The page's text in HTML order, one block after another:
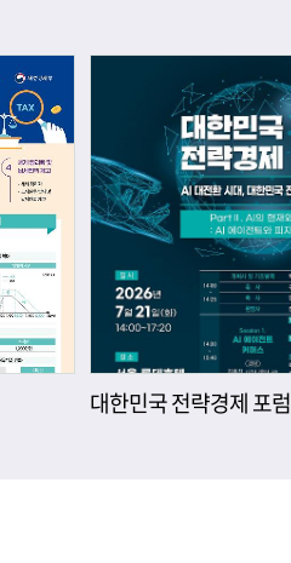
됩
폰 (60명) 참여.......